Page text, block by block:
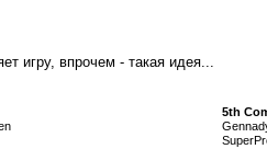
игру, впрочем - такая идея...
5th